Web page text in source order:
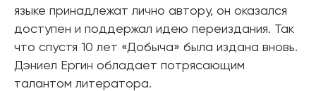
языке принадлежат лично автору, он оказался
доступен и поддержал идею переиздания. Так
что спустя 10 лет «Добыча» была издана вновь.
Дэниел Ергин обладает потрясающим
талантом литератора.